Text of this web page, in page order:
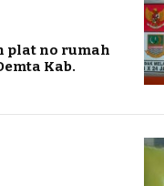
plat no rumah
Kab.